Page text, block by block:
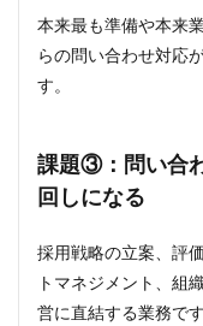
1.3
③：
応で
人事
の本
後回
しに
なる
本来最も準備や本来
らの問い合わせ対応
す。
課題③： 問い合
回しになる
採用戦略の立案、評
トマネジメント、組
営に直結する業務です